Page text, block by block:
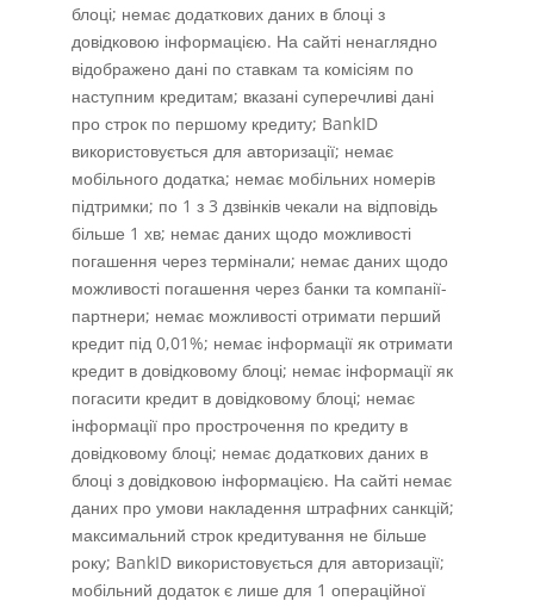
блоці; немає додаткових даних в блоці з
довідковою інформацією. На сайті ненаглядно
відображено дані по ставкам та комісіям по
наступним кредитам; вказані суперечливі дані
про строк по першому кредиту; BankID
використовується для авторизації; немає
мобільного додатка; немає мобільних номерів
підтримки; по 1 з 3 дзвінків чекали на відповідь
більше 1 хв; немає даних щодо можливості
погашення через термінали; немає даних щодо
можливості погашення через банки та компанії-
партнери; немає можливості отримати перший
кредит під 0,01%; немає інформації як отримати
кредит в довідковому блоці; немає інформації як
погасити кредит в довідковому блоці; немає
інформації про прострочення по кредиту в
довідковому блоці; немає додаткових даних в
блоці з довідковою інформацією. На сайті немає
даних про умови накладення штрафних санкцій;
максимальний строк кредитування не більше
року; BankID використовується для авторизації;
мобільний додаток є лише для 1 операційної